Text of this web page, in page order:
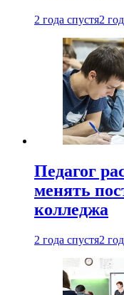
2 года спустя2
Педагог
менять
колледжа
2 года спустя2